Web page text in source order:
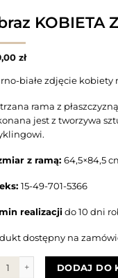
KOBIETA
zł
białe zdjęcie kobiety
rama z
jest z tworzywa
z ramą: 64,5×84,5
15-49-701-5366
realizacjido 10 dni
dostępny na
Obraz KOBIETA ZDODAJ DO